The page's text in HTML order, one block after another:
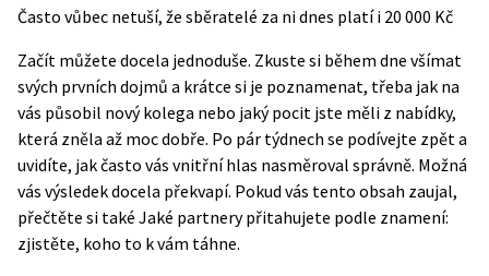
Často vůbec netuší, že sběratelé za ni dnes platí i 20 000 Kč
Začít můžete docela jednoduše. Zkuste si během dne všímat
svých prvních dojmů a krátce si je poznamenat, třeba jak na
vás působil nový kolega nebo jaký pocit jste měli z nabídky,
která zněla až moc dobře. Po pár týdnech se podívejte zpět a
uvidíte, jak často vás vnitřní hlas nasměroval správně. Možná
vás výsledek docela překvapí. Pokud vás tento obsah zaujal,
přečtěte si také Jaké partnery přitahujete podle znamení:
zjistěte, koho to k vám táhne.